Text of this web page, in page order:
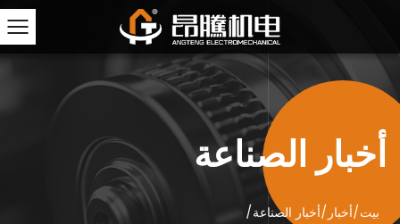
أخبار الصناعة
بيت/أخبار/أخبار الصناعة/